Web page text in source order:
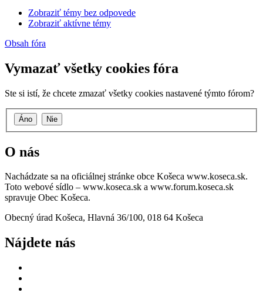
Zobraziť témy bez odpovede
Zobraziť aktívne témy
Obsah fóra
Vymazať všetky cookies fóra
Ste si istí, že chcete zmazať všetky cookies nastavené týmto fórom?
O nás
Nachádzate sa na oficiálnej stránke obce Košeca www.koseca.sk.
Toto webové sídlo – www.koseca.sk a www.forum.koseca.sk
spravuje Obec Košeca.
Obecný úrad Košeca, Hlavná 36/100, 018 64 Košeca
Nájdete nás